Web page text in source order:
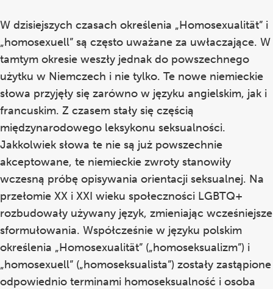
W dzisiejszych czasach określenia „Homosexualität” i
„homosexuell” są często uważane za uwłaczające. W
tamtym okresie weszły jednak do powszechnego
użytku w Niemczech i nie tylko. Te nowe niemieckie
słowa przyjęły się zarówno w języku angielskim, jak i
francuskim. Z czasem stały się częścią
międzynarodowego leksykonu seksualności.
Jakkolwiek słowa te nie są już powszechnie
akceptowane, te niemieckie zwroty stanowiły
wczesną próbę opisywania orientacji seksualnej. Na
przełomie XX i XXI wieku społeczności LGBTQ+
rozbudowały używany język, zmieniając wcześniejsze
sformułowania. Współcześnie w języku polskim
określenia „Homosexualität” („homoseksualizm”) i
„homosexuell” („homoseksualista”) zostały zastąpione
odpowiednio terminami homoseksualność i osoba